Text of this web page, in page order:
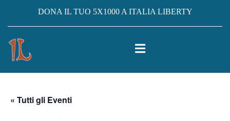
DONA IL TUO 5X1000 A ITALIA LIBERTY
« Tutti gli Eventi